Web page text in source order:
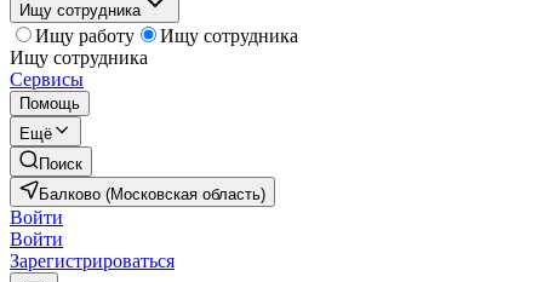
Ищу сотрудника
Ищу работу
Ищу сотрудника
Ищу сотрудника
Сервисы
Помощь
Ещё
Поиск
Балково (Московская область)
Войти
Войти
Зарегистрироваться